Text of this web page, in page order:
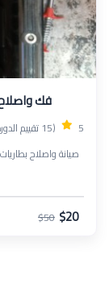
فك واصلاح
5 (15 تقييم الدورة)
صيانة واصلاح
$20
$50